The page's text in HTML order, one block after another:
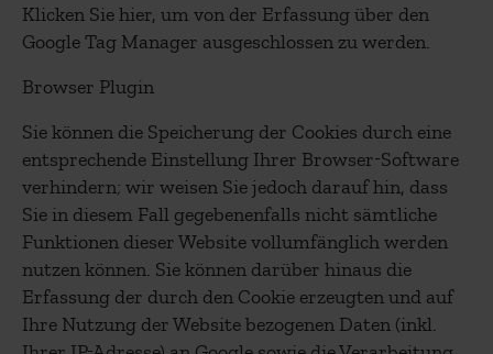
Klicken Sie hier, um von der Erfassung über den
Google Tag Manager ausgeschlossen zu werden.
Browser Plugin
Sie können die Speicherung der Cookies durch eine
entsprechende Einstellung Ihrer Browser-Software
verhindern; wir weisen Sie jedoch darauf hin, dass
Sie in diesem Fall gegebenenfalls nicht sämtliche
Funktionen dieser Website vollumfänglich werden
nutzen können. Sie können darüber hinaus die
Erfassung der durch den Cookie erzeugten und auf
Ihre Nutzung der Website bezogenen Daten (inkl.